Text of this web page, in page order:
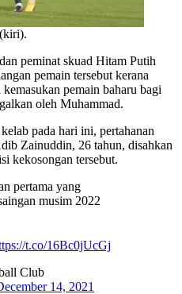
peminat skuad Hitam Putih
pemain tersebut kerana
pemain baharu bagi
oleh Muhammad.
pada hari ini, pertahanan
Zainuddin, 26 tahun, disahkan
kekosongan tersebut.
pertama yang
musim 2022
t.co/16Bc0jUcGj
Club
14, 2021